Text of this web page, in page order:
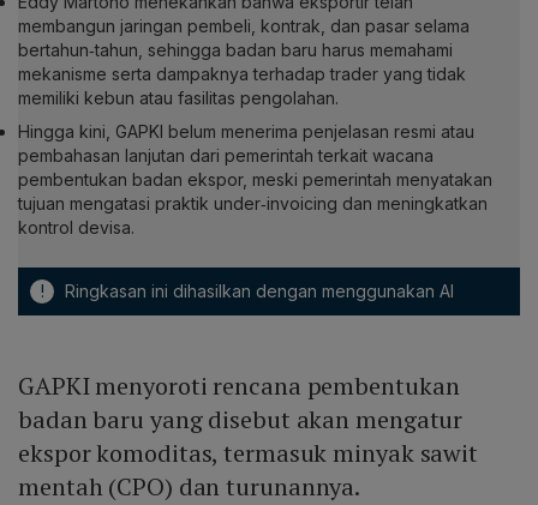
membangun jaringan pembeli, kontrak, dan pasar selama
bertahun‑tahun, sehingga badan baru harus memahami
mekanisme serta dampaknya terhadap trader yang tidak
memiliki kebun atau fasilitas pengolahan.
Hingga kini, GAPKI belum menerima penjelasan resmi atau
pembahasan lanjutan dari pemerintah terkait wacana
pembentukan badan ekspor, meski pemerintah menyatakan
tujuan mengatasi praktik under‑invoicing dan meningkatkan
kontrol devisa.
! Ringkasan ini dihasilkan dengan menggunakan AI
GAPKI menyoroti rencana pembentukan
badan baru yang disebut akan mengatur
ekspor komoditas, termasuk minyak sawit
mentah (CPO) dan turunannya.